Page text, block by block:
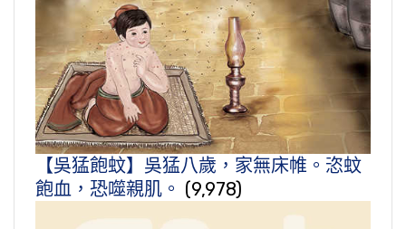
【吳猛飽蚊】吳猛八歲，家無床帷。恣蚊
飽血，恐噬親肌。 (9,978)